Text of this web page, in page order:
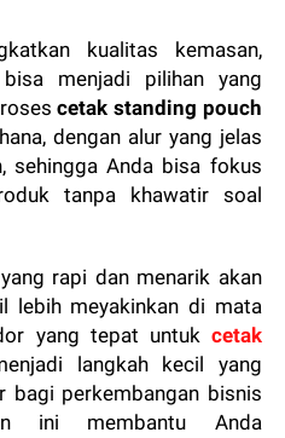
kualitas kemasan,
bisa menjadi pilihan yang
cetak standing pouch
dengan alur yang jelas
sehingga Anda bisa fokus
tanpa khawatir soal
rapi dan menarik akan
lebih meyakinkan di mata
yang tepat untuk cetak
langkah kecil yang
bagi perkembangan bisnis
ini membantu Anda